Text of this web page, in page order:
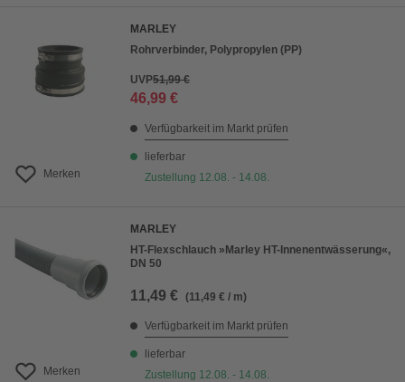
Merken
MARLEY
Rohrverbinder, Polypropylen (PP)
UVP51,99 €
46,99 €
Verfügbarkeit im Markt prüfen
lieferbar
Zustellung 12.08. - 14.08.
Merken
MARLEY
HT-Flexschlauch »Marley HT-Innenentwässerung«,
DN 50
11,49 € (11,49 € / m)
Verfügbarkeit im Markt prüfen
lieferbar
Zustellung 12.08. - 14.08.